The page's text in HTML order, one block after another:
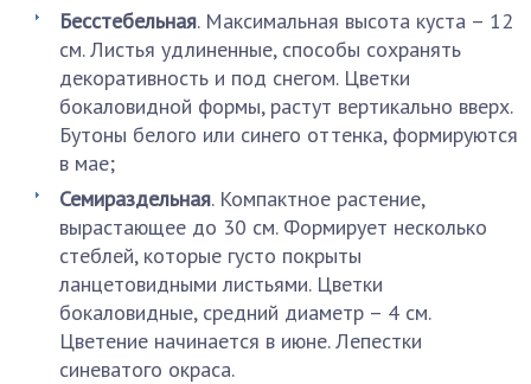
Бесстебельная. Максимальная высота куста – 12
см. Листья удлиненные, способы сохранять
декоративность и под снегом. Цветки
бокаловидной формы, растут вертикально вверх.
Бутоны белого или синего оттенка, формируются
в мае;
Семираздельная. Компактное растение,
вырастающее до 30 см. Формирует несколько
стеблей, которые густо покрыты
ланцетовидными листьями. Цветки
бокаловидные, средний диаметр – 4 см.
Цветение начинается в июне. Лепестки
синеватого окраса.